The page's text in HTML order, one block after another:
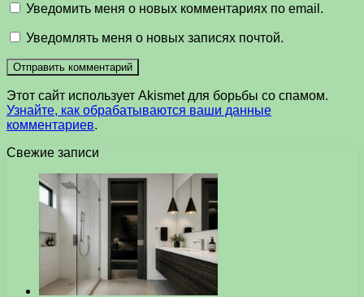
Уведомить меня о новых комментариях по email.
Уведомлять меня о новых записях почтой.
Этот сайт использует Akismet для борьбы со спамом.
Узнайте, как обрабатываются ваши данные
комментариев.
Свежие записи